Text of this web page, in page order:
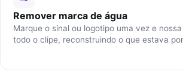
Remover marca de água
Marque o sinal ou logotipo uma vez e
todo o clipe, reconstruindo o que estava